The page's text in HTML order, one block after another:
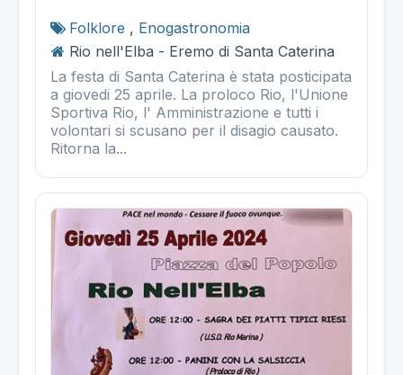
Folklore , Enogastronomia
Rio nell'Elba - Eremo di Santa Caterina
La festa di Santa Caterina è stata posticipata
a giovedi 25 aprile. La proloco Rio, l'Unione
Sportiva Rio, l' Amministrazione e tutti i
volontari si scusano per il disagio causato.
Ritorna la...